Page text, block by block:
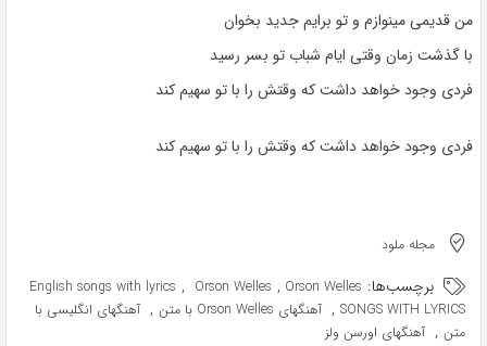
من قدیمی مینوازم و تو برایم جدید بخوان
با گذشت زمان وقتی ایام شباب تو بسر رسید
فردی وجود خواهد داشت که وقتش را با تو سهیم کند
فردی وجود خواهد داشت که وقتش را با تو سهیم کند
مجله ملود
برچسب‌ها: English songs with lyrics , Orson Welles , Orson Welles
SONGS WITH LYRICS
, آهنگهای Orson Welles با متن , آهنگهای انگلیسی با
متن , آهنگهای اورسن ولز